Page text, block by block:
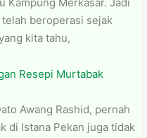
beroperasi sejak
kita tahu,
Resepi Murtabak
Awang Rashid, pernah
di Istana Pekan juga tidak